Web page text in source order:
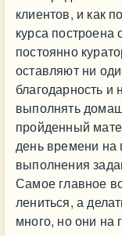
клиентов, и как
курса построена
постоянно
оставляют ни
благодарность
выполнять
пройденный
день времени на
выполнения
Самое главное
лениться, а
много, но они на